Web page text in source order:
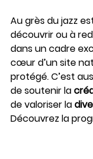
Au grès du jazz
découvrir ou à
dans un cadre
cœur d’un site
protégé. C’est
de soutenir la
de valoriser la
Découvrez la